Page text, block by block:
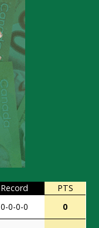
Record
PTS
0-0-0-0 0